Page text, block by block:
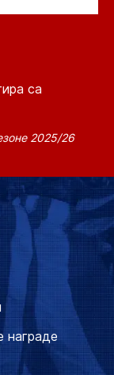
са
2025/26
награде